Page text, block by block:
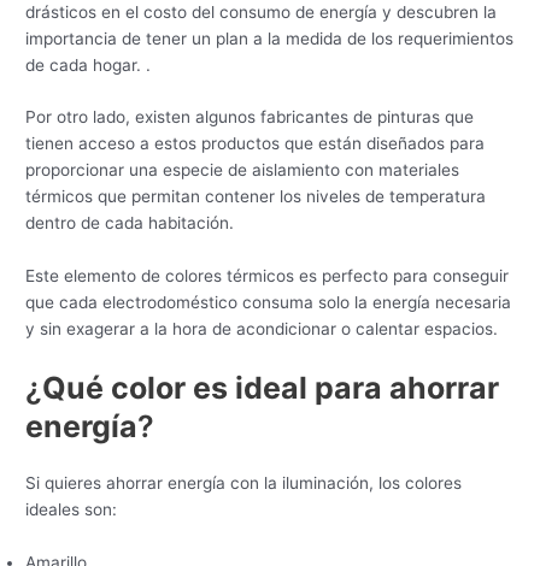
drásticos en el costo del consumo de energía y descubren la
importancia de tener un plan a la medida de los requerimientos
de cada hogar. .
Por otro lado, existen algunos fabricantes de pinturas que
tienen acceso a estos productos que están diseñados para
proporcionar una especie de aislamiento con materiales
térmicos que permitan contener los niveles de temperatura
dentro de cada habitación.
Este elemento de colores térmicos es perfecto para conseguir
que cada electrodoméstico consuma solo la energía necesaria
y sin exagerar a la hora de acondicionar o calentar espacios.
¿Qué color es ideal para ahorrar
energía?
Si quieres ahorrar energía con la iluminación, los colores
ideales son: